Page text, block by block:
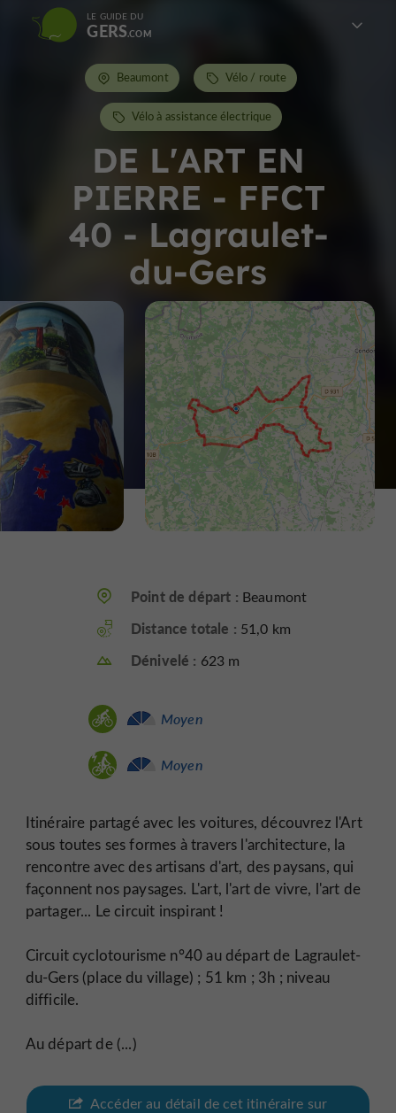
LE GUIDE DU
GERS
DE L'ART EN
PIERRE - FFCT
40 - Lagraulet-
du-Gers
Beaumont Vélo / route
Vélo à assistance électrique
Point de départ : Beaumont
Distance totale : 51,0 km
Dénivelé : 623 m
Moyen
Moyen
Itinéraire partagé avec les voitures, découvrez l'Art
sous toutes ses formes à travers l'architecture, la
rencontre avec des artisans d'art, des paysans, qui
façonnent nos paysages. L'art, l'art de vivre, l'art de
partager... Le circuit inspirant !
Circuit cyclotourisme n°40 au départ de Lagraulet-
du-Gers (place du village) ; 51 km ; 3h ; niveau
difficile.
Au départ de (...)
Accéder au détail de cet itinéraire sur